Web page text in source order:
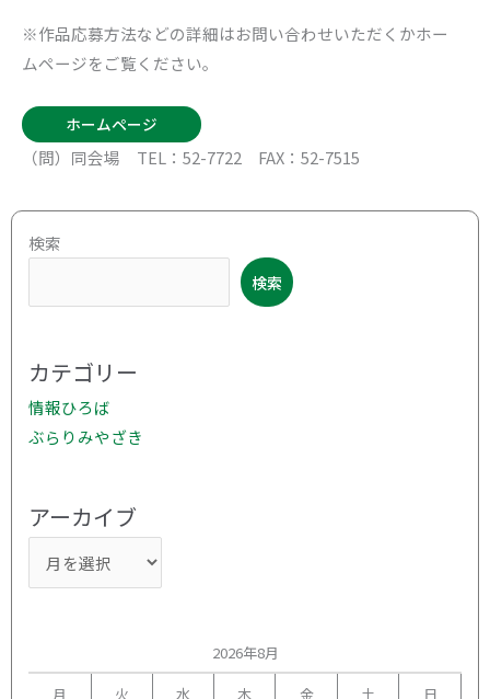
※作品応募方法などの詳細はお問い合わせいただくかホー
ムページをご覧ください。
ホームページ
（問）同会場 TEL：52-7722 FAX：52-7515
検索
検索
カテゴリー
情報ひろば
ぶらりみやざき
アーカイブ
ア
カ
ブ
2026年8月
月
火 水 木 金 土 日